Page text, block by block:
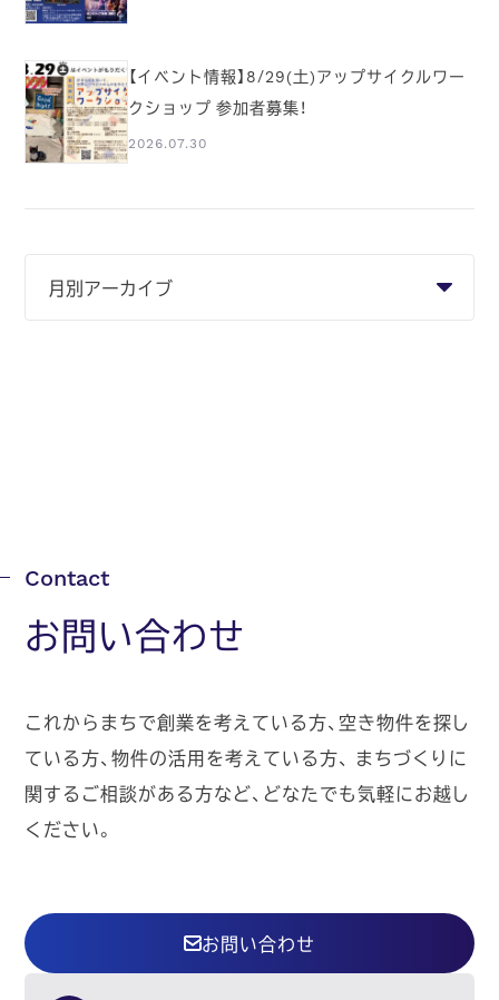
【イベント情報】8/29(土)アップサイクルワー
クショップ 参加者募集！
2026.07.30
お問い合わせ
これからまちで創業を考えている方、空き物件を探し
ている方、物件の活用を考えている方、 まちづくりに
関するご相談がある方など、どなたでも気軽にお越し
ください。
お問い合わせ